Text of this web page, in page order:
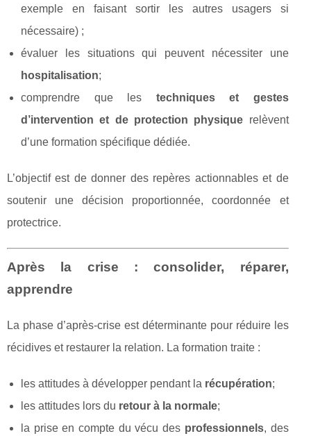
exemple en faisant sortir les autres usagers si
nécessaire) ;
évaluer les situations qui peuvent nécessiter une
hospitalisation;
comprendre que les techniques et gestes
d’intervention et de protection physique relèvent
d’une formation spécifique dédiée.
L’objectif est de donner des repères actionnables et de
soutenir une décision proportionnée, coordonnée et
protectrice.
Après la crise : consolider, réparer,
apprendre
La phase d’après-crise est déterminante pour réduire les
récidives et restaurer la relation. La formation traite :
les attitudes à développer pendant la récupération;
les attitudes lors du retour à la normale;
la prise en compte du vécu des professionnels, des